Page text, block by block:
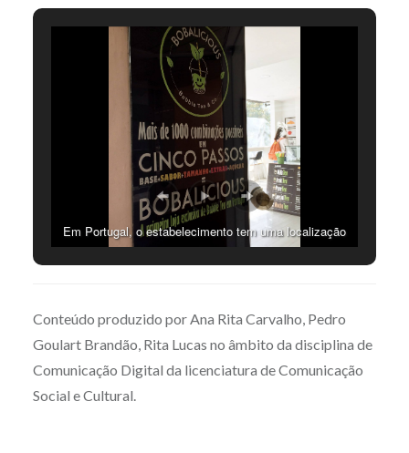
Em Portugal, o estabelecimento tem uma localização
Conteúdo produzido por Ana Rita Carvalho, Pedro
Goulart Brandão, Rita Lucas no âmbito da disciplina de
Comunicação Digital da licenciatura de Comunicação
Social e Cultural.